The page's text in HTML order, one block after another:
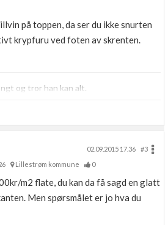
på toppen, da ser du ikke snurten
krypfuru ved foten av skrenten.
og tror han kan alt.
02.09.2015 17.36
#3
Lillestrøm kommune 0
m2 flate, du kan da få sagd en glatt
Men spørsmålet er jo hva du